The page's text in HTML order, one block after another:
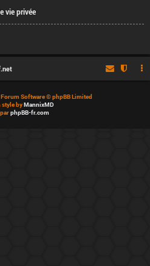
vie privée
Software © phpBB Limited
style byMannixMD
phpBB-fr.com